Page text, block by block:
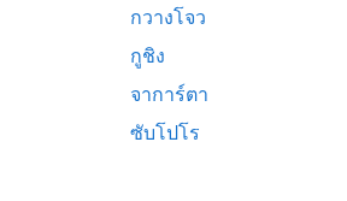
กวางโจว
กูชิง
จาการ์ตา
ซับโปโร